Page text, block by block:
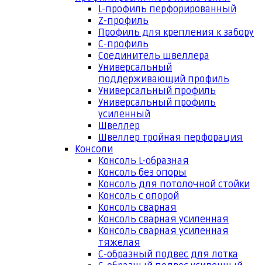
L-профиль перфорированный
Z-профиль
Профиль для крепления к забору
С-профиль
Соединитель швеллера
Универсальный
поддерживающий профиль
Универсальный профиль
Универсальный профиль
усиленный
Швеллер
Швеллер тройная перфорация
Консоли
Консоль L-образная
Консоль без опоры
Консоль для потолочной стойки
Консоль с опорой
Консоль сварная
Консоль сварная усиленная
Консоль сварная усиленная
тяжелая
С-образный подвес для лотка